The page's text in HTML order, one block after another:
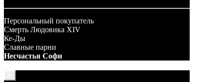
Персональный покупатель
Смерть Людовика XIV
Ке-Ды
Славные парни
Несчастья Софи